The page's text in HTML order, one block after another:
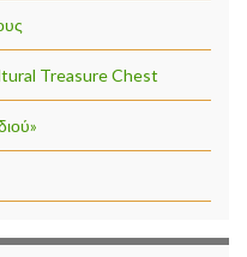
Treasure Chest